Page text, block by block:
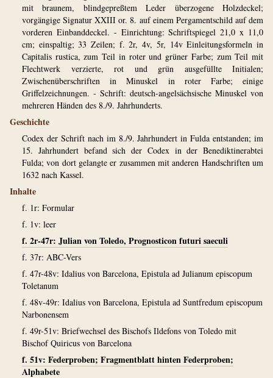
mit braunem, blindgepreßtem Leder überzogene Holzdeckel;
vorgängige Signatur XXIII or. 8. auf einem Pergamentschild auf dem
vorderen Einbanddeckel. - Einrichtung: Schriftspiegel 21,0 x 11,0
cm; einspaltig; 33 Zeilen; f. 2r, 4v, 5r, 14v Einleitungsformeln in
Capitalis rustica, zum Teil in roter und grüner Farbe; zum Teil mit
Flechtwerk verzierte, rot und grün ausgefüllte Initialen;
Zwischenüberschriften in Minuskel in roter Farbe; einige
Griffelzeichnungen. - Schrift: deutsch-angelsächsische Minuskel von
mehreren Händen des 8./9. Jahrhunderts.
Geschichte
Codex der Schrift nach im 8./9. Jahrhundert in Fulda entstanden; im
15. Jahrhundert befand sich der Codex in der Benediktinerabtei
Fulda; von dort gelangte er zusammen mit anderen Handschriften um
1632 nach Kassel.
Inhalte
f. 1r: Formular
f. 1v: leer
f. 2r-47r: Julian von Toledo, Prognosticon futuri saeculi
f. 37r: ABC-Vers
f. 47r-48v: Idalius von Barcelona, Epistula ad Julianum episcopum
Toletanum
f. 48v-49r: Idalius von Barcelona, Epistula ad Suntfredum episcopum
Narbonensem
f. 49r-51v: Briefwechsel des Bischofs Ildefons von Toledo mit
Bischof Quiricus von Barcelona
f. 51v: Federproben; Fragmentblatt hinten Federproben;
Alphabete